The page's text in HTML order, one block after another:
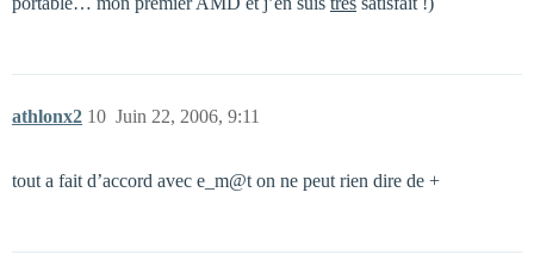
athlonx2 Juin 22, 2006, 9:11
10
tout a fait d’accord avec e_m@t on ne peut rien dire de +